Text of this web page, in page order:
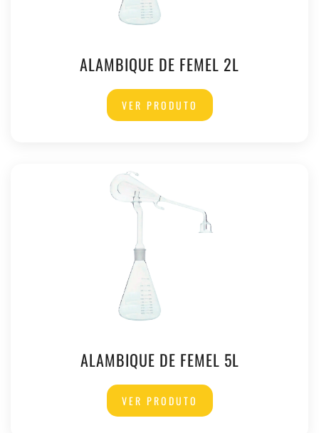
ALAMBIQUE DE FEMEL 2L
VER PRODUTO
ALAMBIQUE DE FEMEL 5L
VER PRODUTO